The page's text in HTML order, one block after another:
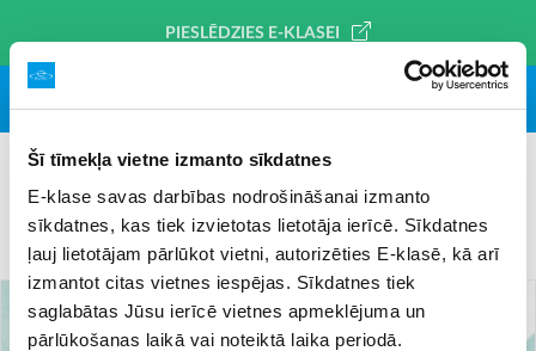
Šī tīmekļa vietne izmanto sīkdatnes
E-klase savas darbības nodrošināšanai izmanto
sīkdatnes, kas tiek izvietotas lietotāja ierīcē. Sīkdatnes
ļauj lietotājam pārlūkot vietni, autorizēties E-klasē, kā arī
izmantot citas vietnes iespējas. Sīkdatnes tiek
saglabātas Jūsu ierīcē vietnes apmeklējuma un
pārlūkošanas laikā vai noteiktā laika periodā.
PIESLĒDZIES E-KLASEI
#koledža×